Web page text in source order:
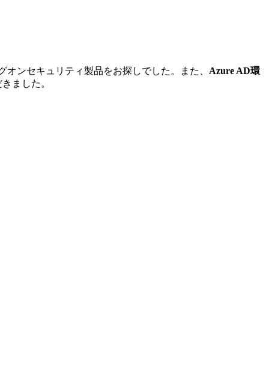
ンセキュリティ製品をお探しでした。また、 Azure AD環
ました。